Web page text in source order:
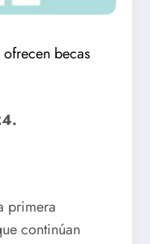
ofrecen becas
primera
continúan